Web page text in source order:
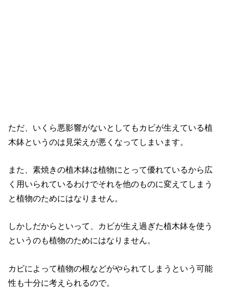
ただ、いくら悪影響がないとしてもカビが生えている植
木鉢というのは見栄えが悪くなってしまいます。
また、素焼きの植木鉢は植物にとって優れているから広
く用いられているわけでそれを他のものに変えてしまう
と植物のためにはなりません。
しかしだからといって、カビが生え過ぎた植木鉢を使う
というのも植物のためにはなりません。
カビによって植物の根などがやられてしまうという可能
性も十分に考えられるので。